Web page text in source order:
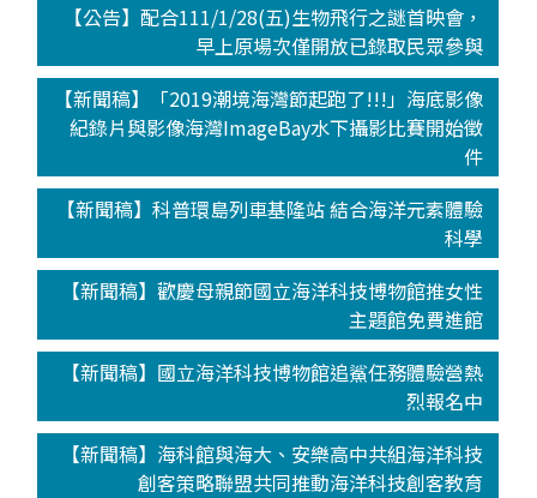
【公告】配合111/1/28(五)生物飛行之謎首映會，
早上原場次僅開放已錄取民眾參與
【新聞稿】「2019潮境海灣節起跑了!!!」海底影像
紀錄片與影像海灣ImageBay水下攝影比賽開始徵
件
【新聞稿】科普環島列車基隆站 結合海洋元素體驗
科學
【新聞稿】歡慶母親節國立海洋科技博物館推女性
主題館免費進館
【新聞稿】國立海洋科技博物館追鯊任務體驗營熱
烈報名中
【新聞稿】海科館與海大、安樂高中共組海洋科技
創客策略聯盟共同推動海洋科技創客教育